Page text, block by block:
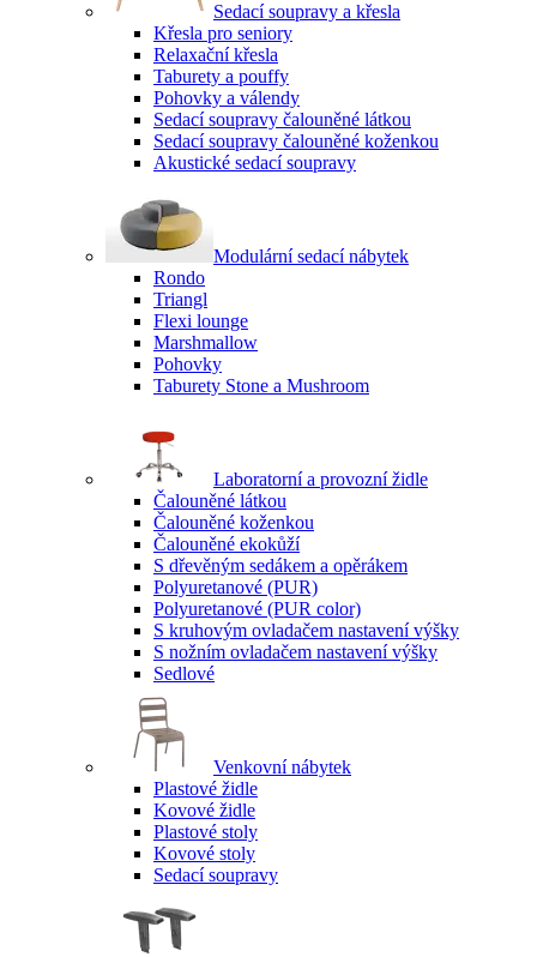
Sedací soupravy a křesla
Křesla pro seniory
Relaxační křesla
Taburety a pouffy
Pohovky a válendy
Sedací soupravy čalouněné látkou
Sedací soupravy čalouněné koženkou
Akustické sedací soupravy
Modulární sedací nábytek
Rondo
Triangl
Flexi lounge
Marshmallow
Pohovky
Taburety Stone a Mushroom
Laboratorní a provozní židle
Čalouněné látkou
Čalouněné koženkou
Čalouněné ekokůží
S dřevěným sedákem a opěrákem
Polyuretanové (PUR)
Polyuretanové (PUR color)
S kruhovým ovladačem nastavení výšky
S nožním ovladačem nastavení výšky
Sedlové
Venkovní nábytek
Plastové židle
Kovové židle
Plastové stoly
Kovové stoly
Sedací soupravy